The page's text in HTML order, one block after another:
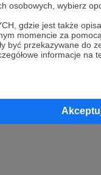
wybierz
gdzie jest także
momencie za
być przekazywane do
informacje na